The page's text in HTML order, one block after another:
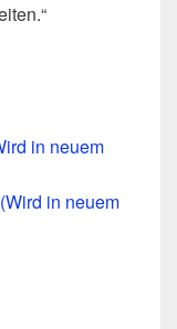
in neuem
in neuem